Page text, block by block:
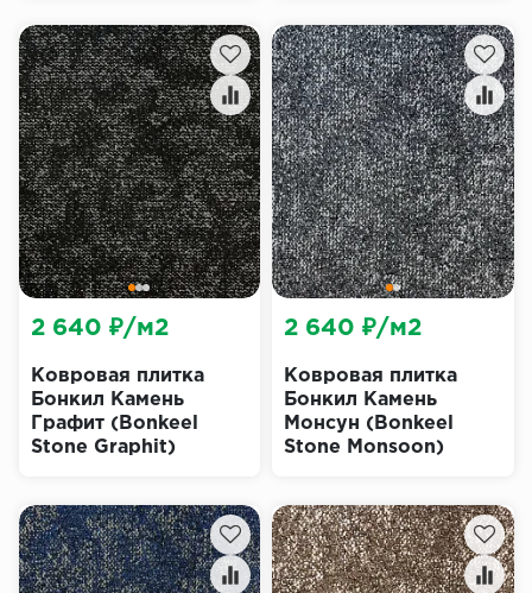
Ковровая плитка
Бонкил Камень
Графит (Bonkeel
Stone Graphit)
2 640 ₽/м2
Ковровая плитка
Бонкил Камень
Монсун (Bonkeel
Stone Monsoon)
2 640 ₽/м2